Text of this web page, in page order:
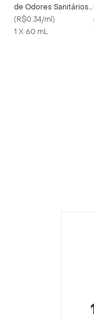
de Odores Sanitários
Lavanda 60ml
(R$0.34/ml)
1 X 60 mL